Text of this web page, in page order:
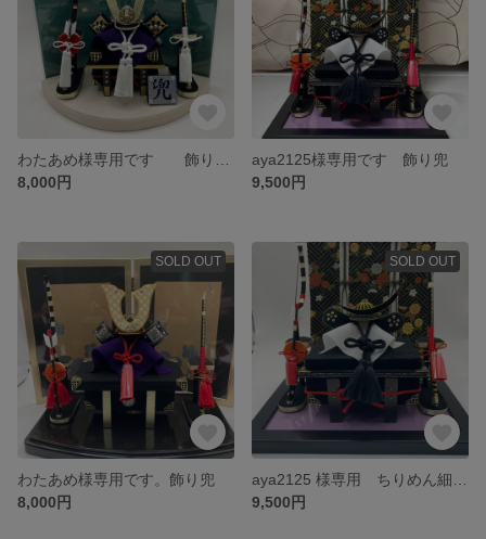
8,000円
aya2125様専用です 飾り兜
9,500円
SOLD OUT
わたあめ様専用です。飾り兜
8,000円
SOLD OUT
9,500円